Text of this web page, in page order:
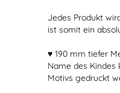
Jedes Produkt
ist somit ein
♥ 190 mm tiefer
Name des Kindes
Motivs gedruckt